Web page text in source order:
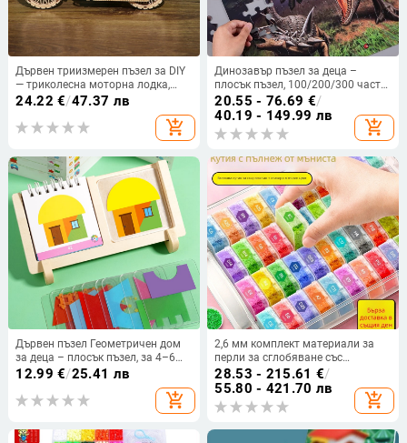
Дървен триизмерен пъзел за DIY
— триколесна моторна лодка,
образователна играчка,
персонализирано обработване
24.22 €/47.37 лв
add_shopping_cart
Динозавър пъзел за деца –
плосък пъзел, 100/200/300 части,
хартия, може да се сглобява сам,
за деца 4–6 години
20.55 - 76.69 €/
40.19 - 149.99 лв
add_shopping_cart
Дървен пъзел Геометричен дом
за деца – плосък пъзел, за 4–6
години, цветна кутия, OEM лого
12.99 €/25.41 лв
add_shopping_cart
2,6 мм комплект материали за
перли за сглобяване със
съхранителна кутия – Coco стил
Fusion
28.53 - 215.61 €/
55.80 - 421.70 лв
add_shopping_cart